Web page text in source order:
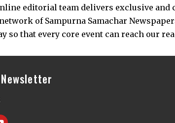
editorial team delivers exclusive and
of Sampurna Samachar
so that every core event can reach our